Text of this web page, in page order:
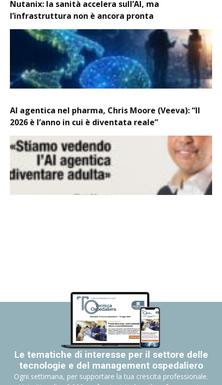
Nutanix: la sanità accelera sull’AI, ma
l’infrastruttura non è ancora pronta
AI agentica nel pharma, Chris Moore (Veeva): “Il
2026 è l’anno in cui è diventata reale”
Le tematiche di interesse per il settore delle
tecnologie e del management ospedaliero
Ogni settimana, per supportare la tua crescita professionale.